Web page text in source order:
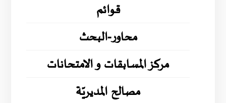
قوائم
محاور-البحث
مركز المسابقات و الامتحانات
مصالح المديريّة